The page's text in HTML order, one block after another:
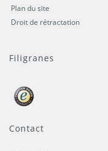
Plan du site
Droit de rétractation
Filigranes
Contact